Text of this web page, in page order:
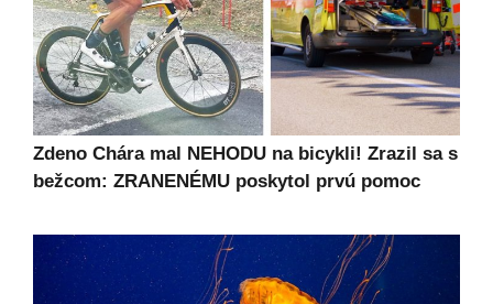
Zdeno Chára mal NEHODU na bicykli! Zrazil sa s
bežcom: ZRANENÉMU poskytol prvú pomoc